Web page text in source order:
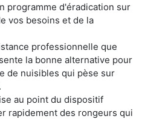
programme d'éradication sur
vos besoins et de la
professionnelle que
la bonne alternative pour
de nuisibles qui pèse sur
au point du dispositif
rapidement des rongeurs qui